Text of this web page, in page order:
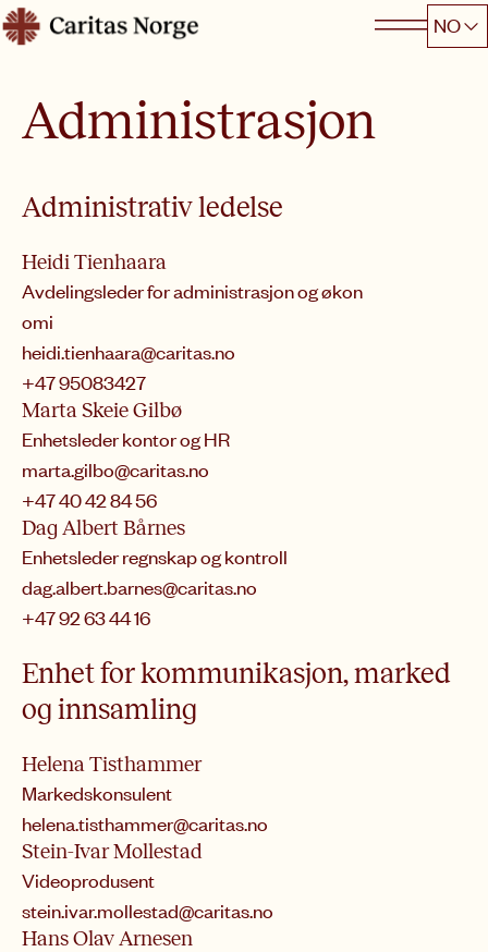
Hopp
tilCaritas
NO
Administrasjon
Administrativ ledelse
Heidi Tienhaara
Avdelingsleder for administrasjon og økon
omi
heidi.tienhaara@caritas.no
+47 95083427
Marta Skeie Gilbø
Enhetsleder kontor og HR
marta.gilbo@caritas.no
+47 40 42 84 56
Dag Albert Bårnes
Enhetsleder regnskap og kontroll
dag.albert.barnes@caritas.no
+47 92 63 44 16
Enhet for kommunikasjon, marked
og innsamling
Helena Tisthammer
Markedskonsulent
helena.tisthammer@caritas.no
Stein-Ivar Mollestad
Videoprodusent
stein.ivar.mollestad@caritas.no
Hans Olav Arnesen